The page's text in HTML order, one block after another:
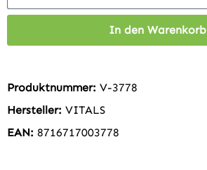
In den Warenkorb
Produktnummer: V-3778
Hersteller: VITALS
EAN: 8716717003778